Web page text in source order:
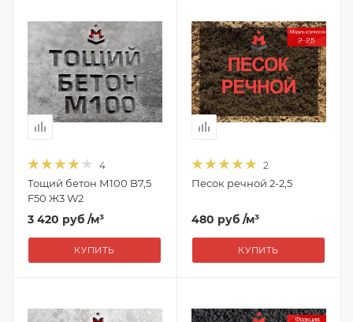
4
Тощий бетон М100 B7,5
F50 Ж3 W2
3 420 руб /м³
КУПИТЬ
2
Песок речной 2-2,5
480 руб /м³
КУПИТЬ